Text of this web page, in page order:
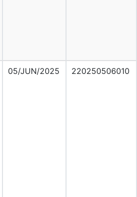
05/JUN/2025 220250506010